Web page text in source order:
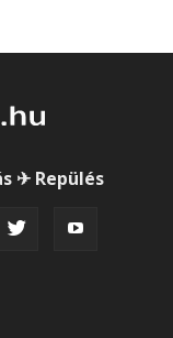
✈ Repülés